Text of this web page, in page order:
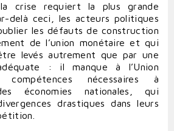
crise requiert la plus grande
delà ceci, les acteurs politiques
les défauts de construction
de l’union monétaire et qui
levés autrement que par une
: il manque à l’Union
compétences nécessaires à
économies nationales, qui
drastiques dans leurs